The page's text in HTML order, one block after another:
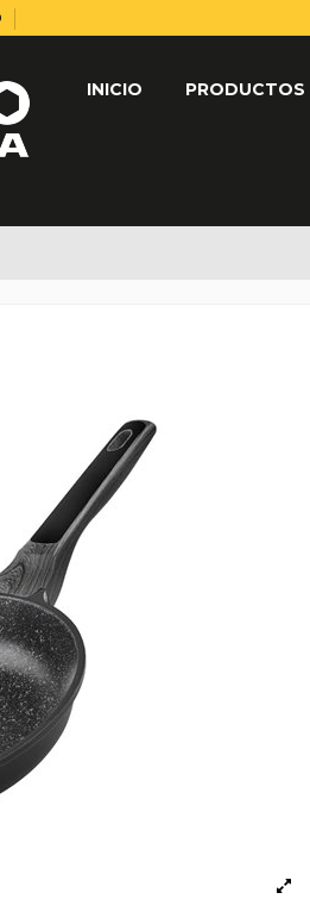
INICIO PRODUCTOS